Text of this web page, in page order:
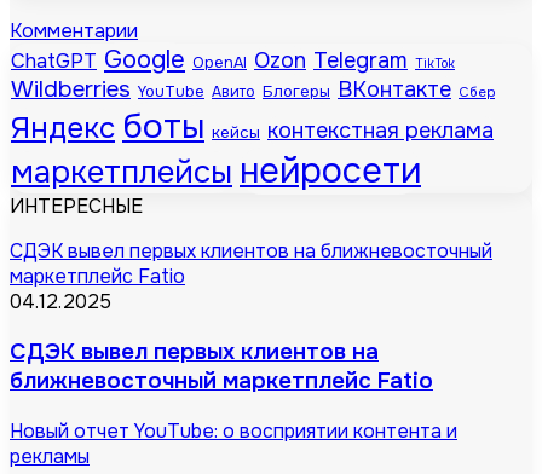
Комментарии
ChatGPT Google OpenAI Ozon Telegram TikTok
Wildberries YouTube Авито Блогеры ВКонтакте Сбер
Яндекс боты кейсы контекстная реклама
маркетплейсы нейросети
ИНТЕРЕСНЫЕ
СДЭК вывел первых клиентов на ближневосточный
маркетплейс Fatio
04.12.2025
СДЭК вывел первых клиентов на
ближневосточный маркетплейс Fatio
Новый отчет YouTube: о восприятии контента и
рекламы